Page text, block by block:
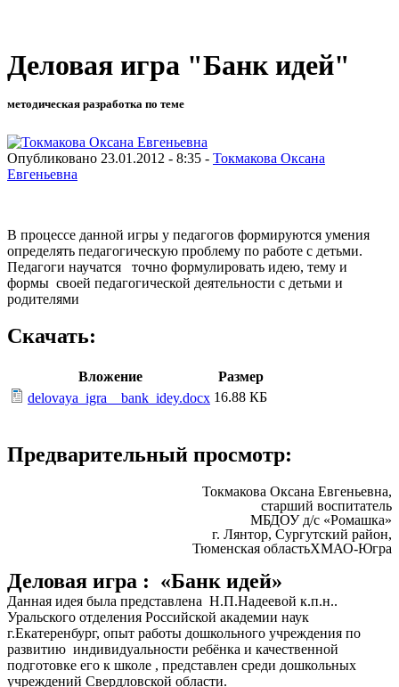
Деловая игра "Банк идей"
методическая разработка по теме
Опубликовано 23.01.2012 - 8:35 - Токмакова Оксана
Евгеньевна
В процессе данной игры у педагогов формируются умения
определять педагогическую проблему по работе с детьми.
Педагоги научатся точно формулировать идею, тему и
формы своей педагогической деятельности с детьми и
родителями
Скачать:
Вложение
Размер
delovaya_igra__bank_idey.docx 16.88 КБ
Предварительный просмотр:
Токмакова Оксана Евгеньевна,
старший воспитатель
МБДОУ д/с «Ромашка»
г. Лянтор, Сургутский район,
Тюменская областьХМАО-Югра
Деловая игра : «Банк идей»
Данная идея была представлена Н.П.Надеевой к.п.н..
Уральского отделения Российской академии наук
г.Екатеренбург, опыт работы дошкольного учреждения по
развитию индивидуальности ребёнка и качественной
подготовке его к школе , представлен среди дошкольных
учреждений Свердловской области.